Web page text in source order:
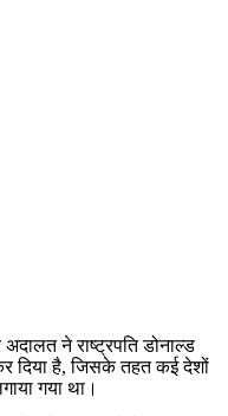
अदालत ने राष्ट्रपति डोनाल्ड
दिया है, जिसके तहत कई देशों
गया था।